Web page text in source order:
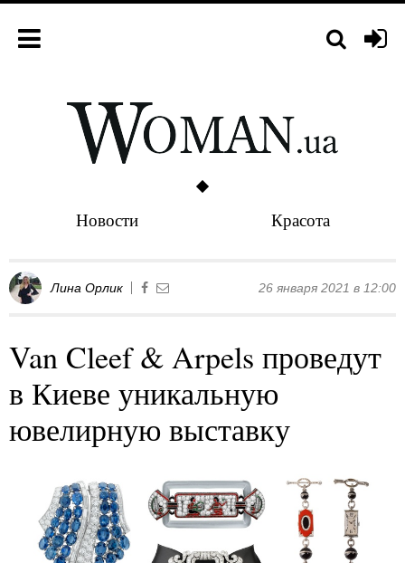
Новости Красота
Лина Орлик 26 января 2021 в 12:00
Van Cleef & Arpels проведут
в Киеве уникальную
ювелирную выставку